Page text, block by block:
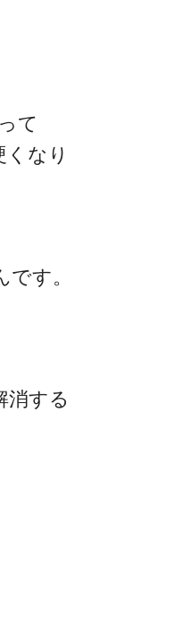
て
なり
す。
消する